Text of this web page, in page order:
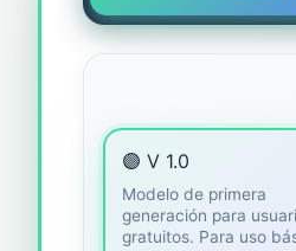
🟣 V 1.0
Modelo de primera
generación para
gratuitos. Para uso